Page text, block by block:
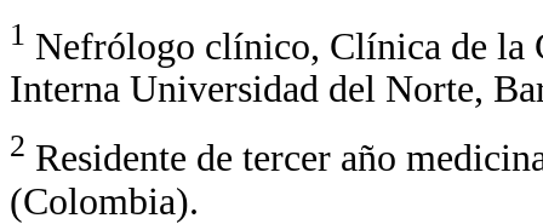
1 Nefrólogo clínico, Clínica de la
Interna Universidad del Norte,
2 Residente de tercer año
(Colombia).